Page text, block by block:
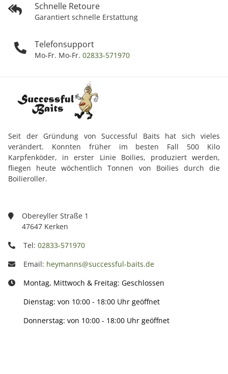
Schnelle Retoure
Garantiert schnelle Erstattung
Telefonsupport
Mo-Fr. Mo-Fr. 02833-571970
Seit der Gründung von Successful Baits hat sich vieles
verändert. Konnten früher im besten Fall 500 Kilo
Karpfenköder, in erster Linie Boilies, produziert werden,
fliegen heute wöchentlich Tonnen von Boilies durch die
Boilieroller.
Obereyller Straße 1
47647 Kerken
Tel: 02833-571970
Email: heymanns@successful-baits.de
Montag, Mittwoch & Freitag: Geschlossen
Dienstag: von 10:00 - 18:00 Uhr geöffnet
Donnerstag: von 10:00 - 18:00 Uhr geöffnet